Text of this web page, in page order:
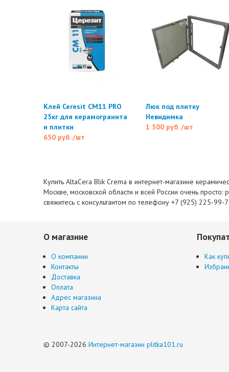
Клей Ceresit CM11 PRO
25кг для керамогранита
и плитки
650 руб./шт
Люк под плитку
Невидимка
1 500 руб./шт
Купить AltaCera Blik Crema в интернет-магазине
Москве, московской области и всей России очень
свяжитесь с консультантом по телефону +7 (925) 225-99-
О магазине
О компании
Контакты
Доставка
Оплата
Адрес магазина
Карта сайта
Как
© 2007-2026 Интернет-магазин plitka101.ru